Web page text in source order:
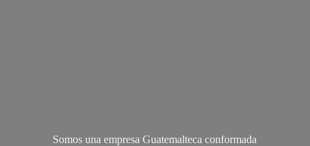
Somos una empresa Guatemalteca conformada